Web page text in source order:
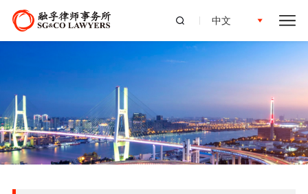
中文